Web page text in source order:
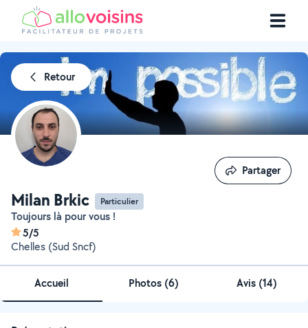
Retour
Milan Brkic Particulier
Toujours là pour vous !
5/5
Chelles (Sud Sncf)
Partager
Partager
Accueil Photos (6) Avis (14)